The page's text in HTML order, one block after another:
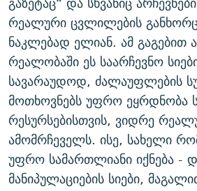
რეალური ცვლილების
ნაკლებად ელიან. ამ გაგებით
რეალობაში ეს საარჩევნო
სავარაუდოდ, ძალაუფლების
მოთხოვნებს უფრო ეყრდნობა
რესურსებისთვის, ვიდრე
ამომრჩეველს. ისე, სახელი
უფრო სამართლიანი იქნება -
მანიპულაციების სიები,